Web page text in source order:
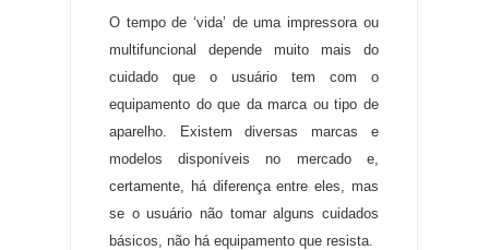
O tempo de ‘vida’ de uma impressora ou
multifuncional depende muito mais do
cuidado que o usuário tem com o
equipamento do que da marca ou tipo de
aparelho
Existem diversas marcas e
modelos disponíveis no mercado e,
certamente, há diferença entre eles, mas
se o usuário não tomar alguns cuidados
básicos, não há equipamento que resista